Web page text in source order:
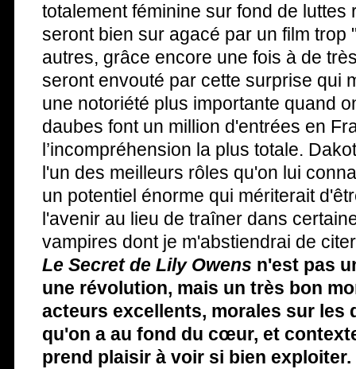
totalement féminine sur fond de luttes
seront bien sur agacé par un film trop
autres, grâce encore une fois à de
seront envouté par cette surprise qui
une notoriété plus importante quand
daubes font un million d'entrées en
l’incompréhension la plus totale.
l'un des meilleurs rôles qu'on lui
un potentiel énorme qui mériterait
l'avenir au lieu de traîner dans
vampires dont je m'abstiendrai de
Le Secret de Lily Owens n'est pas
une révolution, mais un très bon
acteurs excellents, morales sur les
qu'on a au fond du cœur, et
prend plaisir à voir si bien